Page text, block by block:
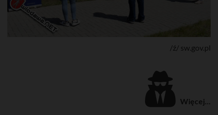
/ź/ sw.gov.pl
Więcej...